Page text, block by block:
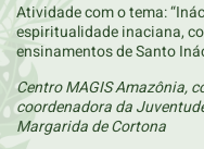
Atividade com o tema:
espiritualidade inaciana,
ensinamentos de Santo
Centro MAGIS Amazônia,
coordenadora da
Margarida de Cortona